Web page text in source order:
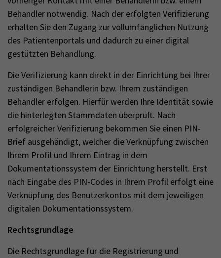
Behandler notwendig. Nach der erfolgten Verifizierung
erhalten Sie den Zugang zur vollumfänglichen Nutzung
des Patientenportals und dadurch zu einer digital
gestützten Behandlung.
Die Verifizierung kann direkt in der Einrichtung bei Ihrer
zuständigen Behandlerin bzw. Ihrem zuständigen
Behandler erfolgen. Hierfür werden Ihre Identität sowie
die hinterlegten Stammdaten überprüft. Nach
erfolgreicher Verifizierung bekommen Sie einen PIN-
Brief ausgehändigt, welcher die Verknüpfung zwischen
Ihrem Profil und Ihrem Eintrag in dem
Dokumentationssystem der Einrichtung herstellt. Erst
nach Eingabe des PIN-Codes in Ihrem Profil erfolgt eine
Verknüpfung des Benutzerkontos mit dem jeweiligen
digitalen Dokumentationssystem.
Rechtsgrundlage
Die Rechtsgrundlage für die Registrierung und